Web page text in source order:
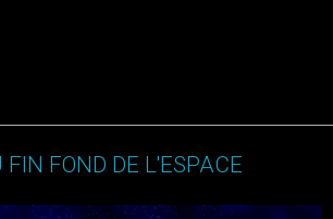
FOND DE L'ESPACE